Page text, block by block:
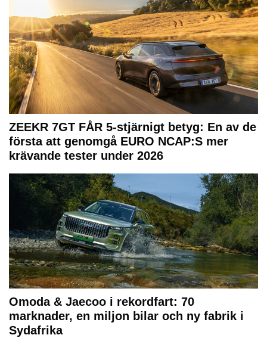
ZEEKR 7GT FÅR 5-stjärnigt betyg: En av de
första att genomgå EURO NCAP:S mer
krävande tester under 2026
Omoda & Jaecoo i rekordfart: 70
marknader, en miljon bilar och ny fabrik i
Sydafrika